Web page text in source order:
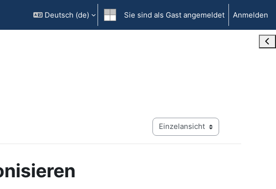
Deutsch ‎(de)‎ Sie sind als Gast angemeldet Anmelden
Modus Tertiärnavigation anzeigen